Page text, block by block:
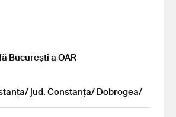
București a OAR
jud. Constanța/ Dobrogea/